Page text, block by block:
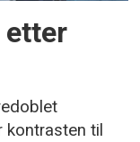
etter
kontrasten til